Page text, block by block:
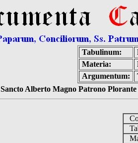
Tabulinum:
Materia:
Argumentum:
Sancto Alberto Magno Patrono